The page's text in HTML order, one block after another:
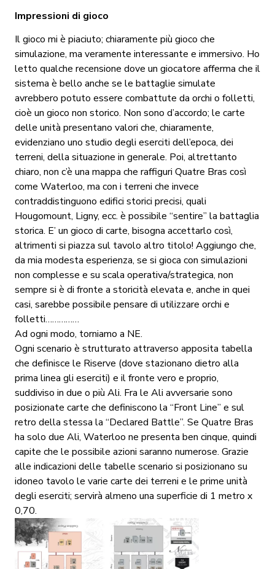
Impressioni di gioco
Il gioco mi è piaciuto; chiaramente più gioco che
simulazione, ma veramente interessante e immersivo. Ho
letto qualche recensione dove un giocatore afferma che il
sistema è bello anche se le battaglie simulate
avrebbero potuto essere combattute da orchi o folletti,
cioè un gioco non storico. Non sono d’accordo; le carte
delle unità presentano valori che, chiaramente,
evidenziano uno studio degli eserciti dell’epoca, dei
terreni, della situazione in generale. Poi, altrettanto
chiaro, non c’è una mappa che raffiguri Quatre Bras così
come Waterloo, ma con i terreni che invece
contraddistinguono edifici storici precisi, quali
Hougomount, Ligny, ecc. è possibile “sentire” la battaglia
storica. E’ un gioco di carte, bisogna accettarlo così,
altrimenti si piazza sul tavolo altro titolo! Aggiungo che,
da mia modesta esperienza, se si gioca con simulazioni
non complesse e su scala operativa/strategica, non
sempre si è di fronte a storicità elevata e, anche in quei
casi, sarebbe possibile pensare di utilizzare orchi e
folletti……………
Ad ogni modo, torniamo a NE.
Ogni scenario è strutturato attraverso apposita tabella
che definisce le Riserve (dove stazionano dietro alla
prima linea gli eserciti) e il fronte vero e proprio,
suddiviso in due o più Ali. Fra le Ali avversarie sono
posizionate carte che definiscono la “Front Line” e sul
retro della stessa la “Declared Battle”. Se Quatre Bras
ha solo due Ali, Waterloo ne presenta ben cinque, quindi
capite che le possibile azioni saranno numerose. Grazie
alle indicazioni delle tabelle scenario si posizionano su
idoneo tavolo le varie carte dei terreni e le prime unità
degli eserciti; servirà almeno una superficie di 1 metro x
0,70.